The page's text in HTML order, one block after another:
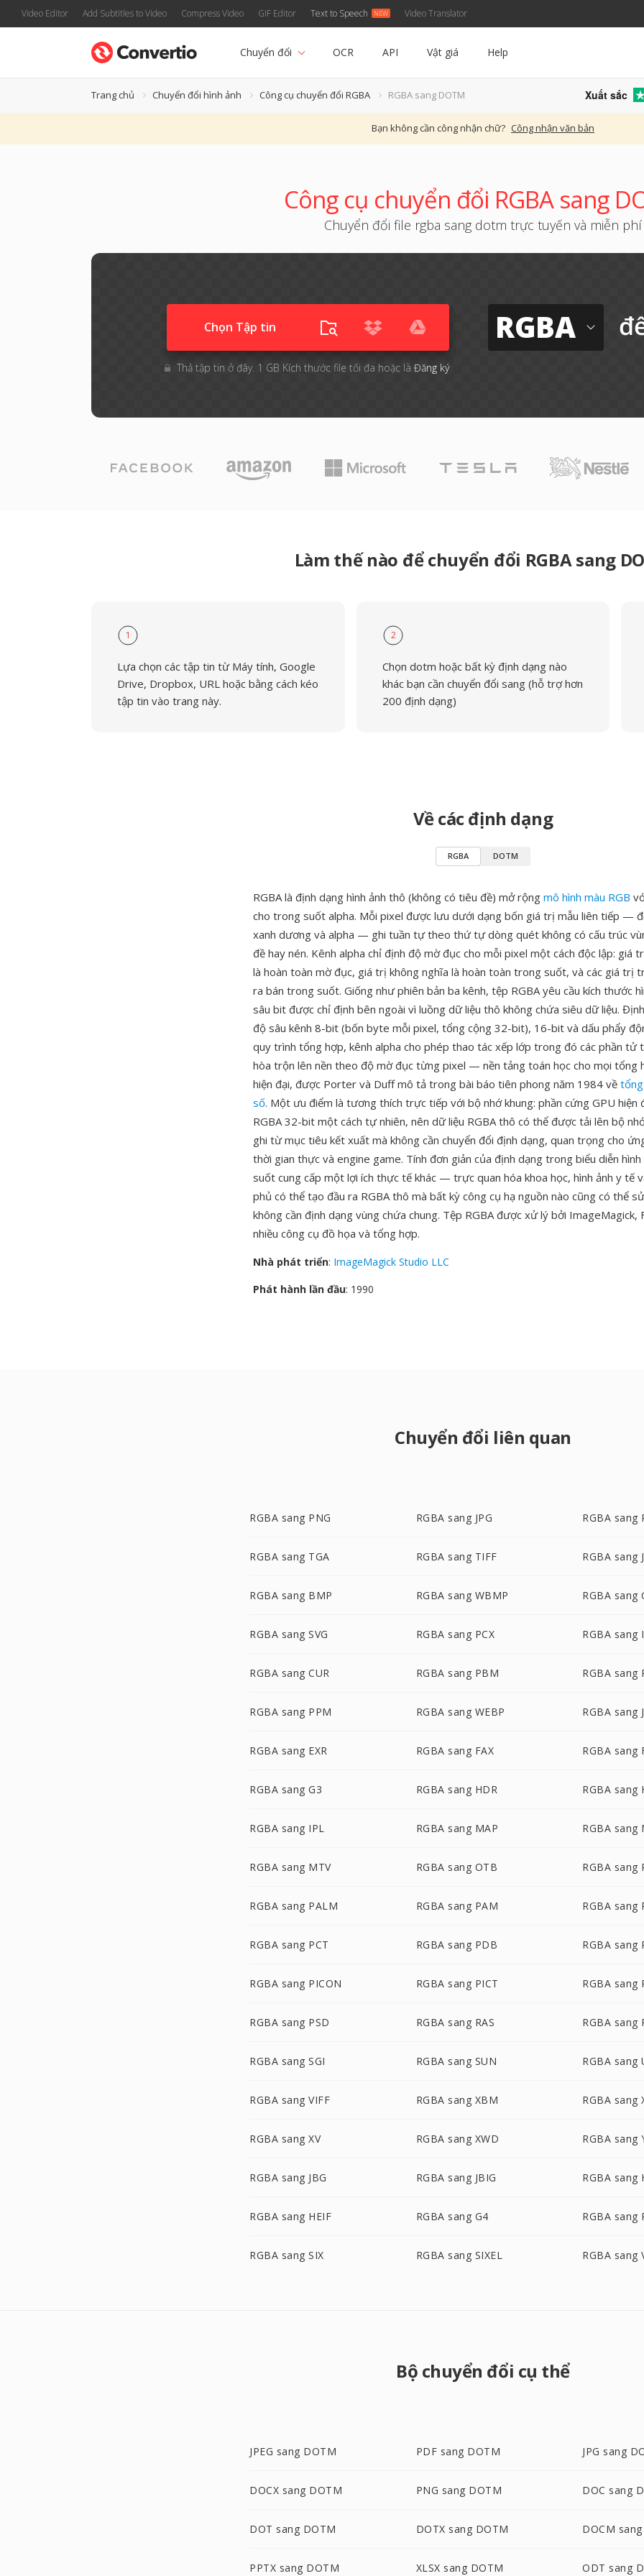
Video Editor Add Subtitles to Video Compress Video GIF Editor Text to Speech Video Translator
Chuyển đổi OCR API Vật giá Help
Trang chủ Chuyển đổi hình ảnh Công cụ chuyển đổi RGBA RGBA sang DOTM Xuất sắc
Bạn không cần công nhận chữ? Công nhận văn bản
Công cụ chuyển đổi RGBA sang
Chuyển đổi file rgba sang dotm trực tuyến và miễn phí
Chọn Tập tin
Thả tập tin ở đây. 1 GB Kích thước file tối đa hoặc là Đăng ký
RGBA
Làm thế nào để chuyển đổi RGBA sang
1
Lựa chọn các tập tin từ Máy tính, Google
Drive, Dropbox, URL hoặc bằng cách kéo
tập tin vào trang này.
2
Chọn dotm hoặc bất kỳ định dạng nào
khác bạn cần chuyển đổi sang (hỗ trợ hơn
200 định dạng)
Về các định dạng
RGBA DOTM
RGBA là định dạng hình ảnh thô (không có tiêu đề) mở rộng mô hình màu RGB
cho trong suốt alpha. Mỗi pixel được lưu dưới dạng bốn giá trị mẫu liên tiếp —
xanh dương và alpha — ghi tuần tự theo thứ tự dòng quét không có cấu trúc
đề hay nén. Kênh alpha chỉ định độ mờ đục cho mỗi pixel một cách độc lập: giá
là hoàn toàn mờ đục, giá trị không nghĩa là hoàn toàn trong suốt, và các giá trị
ra bán trong suốt. Giống như phiên bản ba kênh, tệp RGBA yêu cầu kích thước
sâu bit được chỉ định bên ngoài vì luồng dữ liệu thô không chứa siêu dữ liệu.
độ sâu kênh 8-bit (bốn byte mỗi pixel, tổng cộng 32-bit), 16-bit và dấu phẩy
quy trình tổng hợp, kênh alpha cho phép thao tác xếp lớp trong đó các phần tử
hòa trộn lên nền theo độ mờ đục từng pixel — nền tảng toán học cho mọi tổng
hiện đại, được Porter và Duff mô tả trong bài báo tiên phong năm 1984 về
số. Một ưu điểm là tương thích trực tiếp với bộ nhớ khung: phần cứng GPU hiện
RGBA 32-bit một cách tự nhiên, nên dữ liệu RGBA thô có thể được tải lên bộ
ghi từ mục tiêu kết xuất mà không cần chuyển đổi định dạng, quan trọng cho
thời gian thực và engine game. Tính đơn giản của định dạng trong biểu diễn
suốt cung cấp một lợi ích thực tế khác — trực quan hóa khoa học, hình ảnh y tế
phủ có thể tạo đầu ra RGBA thô mà bất kỳ công cụ hạ nguồn nào cũng có thể
không cần định dạng vùng chứa chung. Tệp RGBA được xử lý bởi ImageMagick,
nhiều công cụ đồ họa và tổng hợp.
Nhà phát triển: ImageMagick Studio LLC
Phát hành lần đầu: 1990
Chuyển đổi liên quan
RGBA sang PNG RGBA sang JPG RGBA sang
RGBA sang TGA RGBA sang TIFF RGBA sang
RGBA sang BMP RGBA sang WBMP RGBA sang
RGBA sang SVG RGBA sang PCX RGBA sang
RGBA sang CUR RGBA sang PBM RGBA sang
RGBA sang PPM RGBA sang WEBP RGBA sang
RGBA sang EXR RGBA sang FAX RGBA sang
RGBA sang G3 RGBA sang HDR RGBA sang
RGBA sang IPL RGBA sang MAP RGBA sang
RGBA sang MTV RGBA sang OTB RGBA sang
RGBA sang PALM RGBA sang PAM RGBA sang
RGBA sang PCT RGBA sang PDB RGBA sang
RGBA sang PICON RGBA sang PICT RGBA sang
RGBA sang PSD RGBA sang RAS RGBA sang
RGBA sang SGI RGBA sang SUN RGBA sang
RGBA sang VIFF RGBA sang XBM RGBA sang
RGBA sang XV RGBA sang XWD RGBA sang
RGBA sang JBG RGBA sang JBIG RGBA sang
RGBA sang HEIF RGBA sang G4 RGBA sang
RGBA sang SIX RGBA sang SIXEL RGBA sang
Bộ chuyển đổi cụ thể
JPEG sang DOTM PDF sang DOTM JPG sang
DOCX sang DOTM PNG sang DOTM DOC sang
DOT sang DOTM DOTX sang DOTM DOCM
PPTX sang DOTM XLSX sang DOTM ODT sang